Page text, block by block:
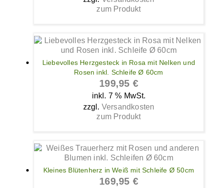
zum Produkt
Liebevolles Herzgesteck in Rosa mit Nelken und
Rosen inkl. Schleife Ø 60cm
199,95 €
inkl. 7 % MwSt.
zzgl. Versandkosten
zum Produkt
Kleines Blütenherz in Weiß mit Schleife Ø 50cm
169,95 €